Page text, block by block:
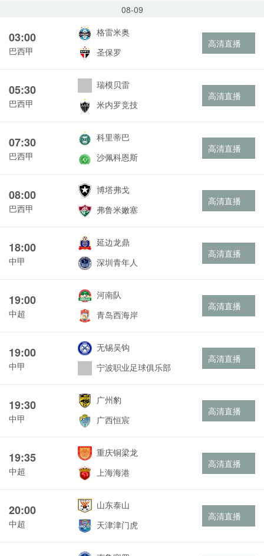
08-09
03:00
巴西甲
格雷米奥
圣保罗
高清直播
05:30
巴西甲
瑞模贝雷
米内罗竞技
高清直播
07:30
巴西甲
科里蒂巴
沙佩科恩斯
高清直播
08:00
巴西甲
博塔弗戈
弗鲁米嫩塞
高清直播
18:00
中甲
延边龙鼎
深圳青年人
高清直播
19:00
中超
河南队
青岛西海岸
高清直播
19:00
中甲
无锡吴钩
宁波职业足球俱乐部
高清直播
19:30
中甲
广州豹
广西恒宸
高清直播
19:35
中超
重庆铜梁龙
上海海港
高清直播
20:00
中超
山东泰山
天津津门虎
高清直播